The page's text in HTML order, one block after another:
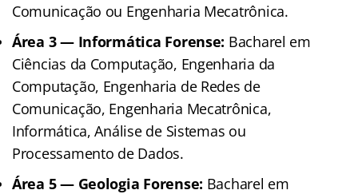
Comunicação ou Engenharia Mecatrônica.
Área 3 — Informática Forense: Bacharel em
Ciências da Computação, Engenharia da
Computação, Engenharia de Redes de
Comunicação, Engenharia Mecatrônica,
Informática, Análise de Sistemas ou
Processamento de Dados.
Área 5 — Geologia Forense: Bacharel em